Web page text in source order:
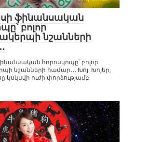
ֆինանսական
բոլոր
նշանների
հորոսկոպը՝ բոլոր
նշանների համար․․․ Խոյ. Խոյեր,
կսկսվի ուժի փորձությամբ: